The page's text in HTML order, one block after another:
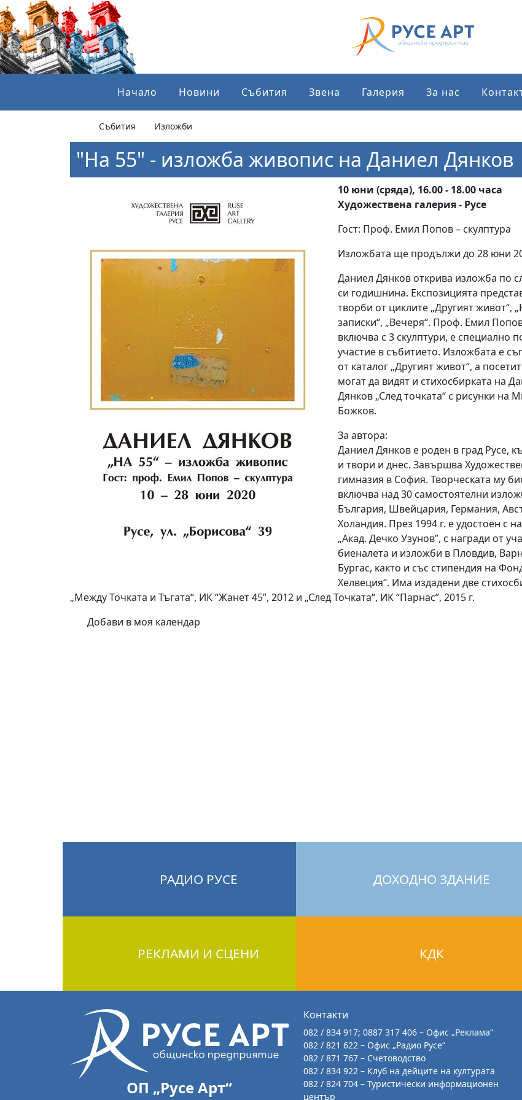
Начало Новини Събития Звена Галерия За нас
Събития Изложби
"На 55" - изложба живопис на Даниел Дянков
10 юни (сряда), 16.00 - 18.00 часа
Художествена галерия - Русе
Гост: Проф. Емил Попов – скулптура
Изложбата ще продължи до 28 юни
Даниел Дянков открива изложба по
си годишнина. Експозицията
творби от циклите „Другият живот“,
записки“, „Вечеря“. Проф. Емил
включва с 3 скулптури, е специално
участие в събитието. Изложбата е
от каталог „Другият живот“, а
могат да видят и стихосбирката на
Дянков „След точката“ с рисунки на
Божков.
За автора:
Даниел Дянков е роден в град Русе,
и твори и днес. Завършва
гимназия в София. Творческата му
включва над 30 самостоятелни
България, Швейцария, Германия,
Холандия. През 1994 г. е удостоен с
„Акад. Дечко Узунов”, с награди от
биеналета и изложби в Пловдив,
Бургас, както и със стипендия на
Хелвеция“. Има издадени две
„Между Точката и Тъгата“, ИК “Жанет 45”, 2012 и „След Точката“, ИК “Парнас”, 2015 г.
Добави в моя календар
РАДИО РУСЕ ДОХОДНО ЗДАНИЕ
РЕКЛАМИ И СЦЕНИ КДК
ОП „Русе Арт“
Контакти
082 / 834 917; 0887 317 406 – Офис „Реклама“
082 / 821 622 – Офис „Радио Русе“
082 / 871 767 – Счетоводство
082 / 834 922 – Клуб на дейците на културата
082 / 824 704 – Туристически информационен
център